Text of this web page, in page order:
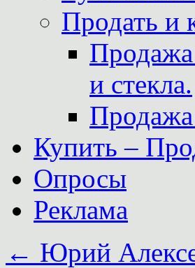
Продать и
и стекла.
Купить –
Опросы
Реклама
← Юрий